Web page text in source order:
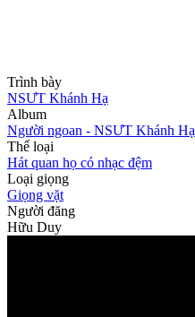
Trình bày
NSƯT Khánh Hạ
Album
Người ngoan - NSƯT Khánh Hạ
Thể loại
Hát quan họ có nhạc đệm
Loại giọng
Giọng vặt
Người đăng
Hữu Duy